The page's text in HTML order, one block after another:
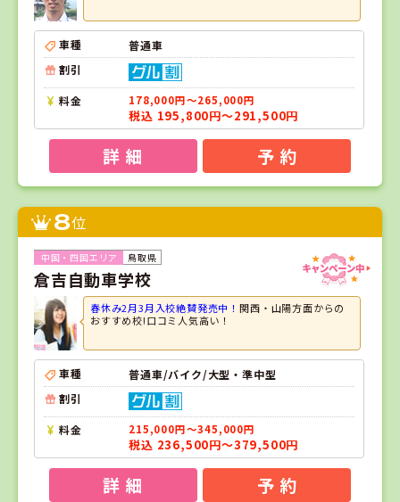
車種
普通車
割引
料金 178,000円～265,000円
税込 195,800円～291,500円
詳 細 予 約
8位
鳥取県
倉吉自動車学校
春休み2月3月入校絶賛発売中！関西・山陽方面からの
おすすめ校!口コミ人気高い！
車種
普通車/バイク/大型・準中型
割引
料金 215,000円～345,000円
税込 236,500円～379,500円
詳 細 予 約